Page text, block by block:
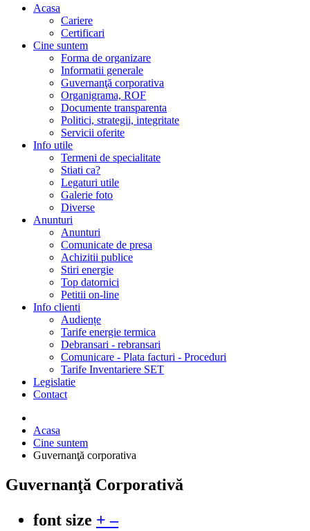
Acasa
Cariere
Certificari
Cine suntem
Forma de organizare
Informatii generale
Guvernanţă corporativa
Organigrama, ROF
Documente transparenta
Politici, strategii, integritate
Servicii oferite
Info utile
Termeni de specialitate
Stiati ca?
Legaturi utile
Galerie foto
Diverse
Anunturi
Anunturi
Comunicate de presa
Achizitii publice
Stiri energie
Top datornici
Petitii on-line
Info clienti
Audiențe
Tarife energie termica
Debransari - rebransari
Comunicare - Plata facturi - Proceduri
Tarife Inventariere SET
Legislatie
Contact
Acasa
Cine suntem
Guvernanţă corporativa
Guvernanţă Corporativă
font size +–